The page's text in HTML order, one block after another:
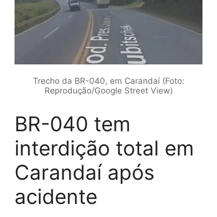
Trecho da BR-040, em Carandaí (Foto:
Reprodução/Google Street View)
BR-040 tem
interdição total em
Carandaí após
acidente